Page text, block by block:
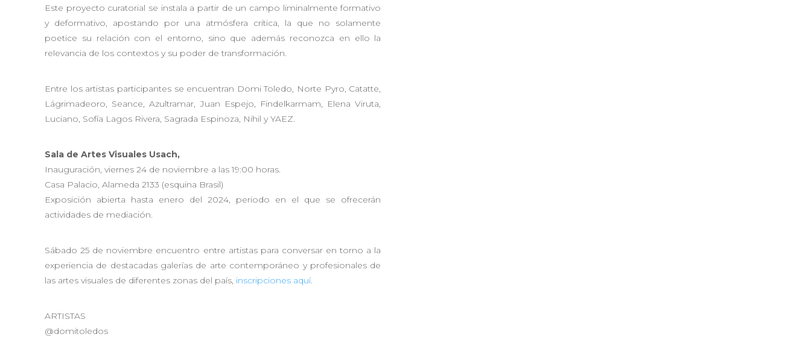
Este proyecto curatorial se instala a partir de un campo liminalmente formativo
y deformativo, apostando por una atmósfera crítica, la que no solamente
poetice su relación con el entorno, sino que además reconozca en ello la
relevancia de los contextos y su poder de transformación.
Entre los artistas participantes se encuentran Domi Toledo, Norte Pyro, Catatte,
Lágrimadeoro, Seance, Azultramar, Juan Espejo, Findelkarmam, Elena Viruta,
Luciano, Sofía Lagos Rivera, Sagrada Espinoza, Nihil y YAEZ.
Sala de Artes Visuales Usach,
Inauguración, viernes 24 de noviembre a las 19:00 horas.
Casa Palacio, Alameda 2133 (esquina Brasil)
Exposición abierta hasta enero del 2024, periodo en el que se ofrecerán
actividades de mediación.
Sábado 25 de noviembre encuentro entre artistas para conversar en torno a la
experiencia de destacadas galerías de arte contemporáneo y profesionales de
las artes visuales de diferentes zonas del país, inscripciones aquí.
ARTISTAS
@domitoledos